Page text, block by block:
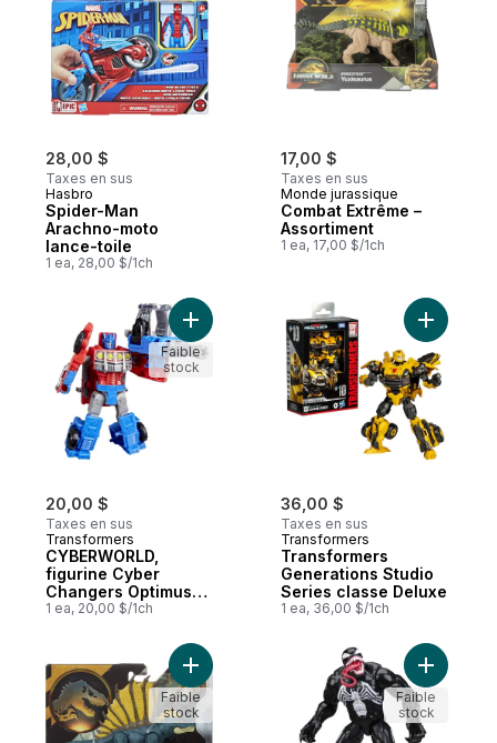
28,00 $
Taxes en sus
Hasbro
Spider-Man
Arachno-moto
lance-toile
1 ea, 28,00 $/1ch
17,00 $
Taxes en sus
Monde jurassique
Combat Extrême –
Assortiment
1 ea, 17,00 $/1ch
20,00 $
Taxes en sus
Transformers
CYBERWORLD,
figurine Cyber
Changers Optimus
Prime en armure
1 ea, 20,00 $/1ch
Ajouter CYBERWORLD, figurine Cyber
Faible
stock
36,00 $
Taxes en sus
Transformers
Transformers
Generations Studio
Series classe Deluxe
1 ea, 36,00 $/1ch
Ajouter
Ajouter Meute Enragée – assortiment au
Faible
stock
Ajouter
Faible
stock